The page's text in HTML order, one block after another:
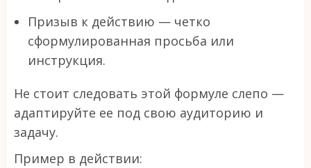
Призыв к действию — четко
сформулированная просьба или
инструкция.
Не стоит следовать этой формуле слепо —
адаптируйте ее под свою аудиторию и
задачу.
Пример в действии: